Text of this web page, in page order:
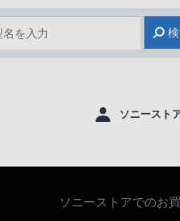
ソニースト
ソニーストアでのお